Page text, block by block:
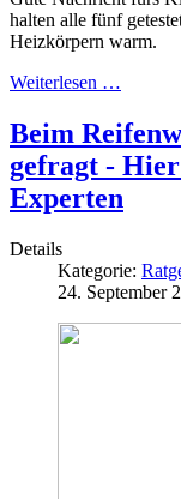
halten alle fünf
Heizkörpern warm.
Weiterlesen …
Beim
gefragt -
Experten
Details
Kategorie:
24. September